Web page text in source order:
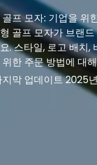
프 모자: 기업을 위
골프 모자가 브랜
. 스타일, 로고 배치,
한 주문 방법에 대
지막 업데이트2025